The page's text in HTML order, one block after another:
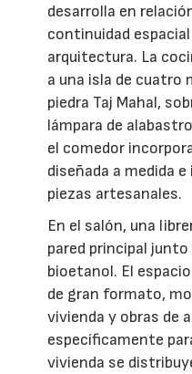
desarrolla en
continuidad
arquitectura. La
a una isla de cuatro
piedra Taj Mahal,
lámpara de
el comedor
diseñada a medida
piezas artesanales.
En el salón, una
pared principal
bioetanol. El
de gran formato,
vivienda y obras de
específicamente
vivienda se